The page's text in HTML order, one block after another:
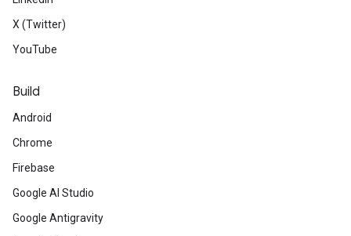
X (Twitter)
YouTube
Build
Android
Chrome
Firebase
Google AI Studio
Google Antigravity